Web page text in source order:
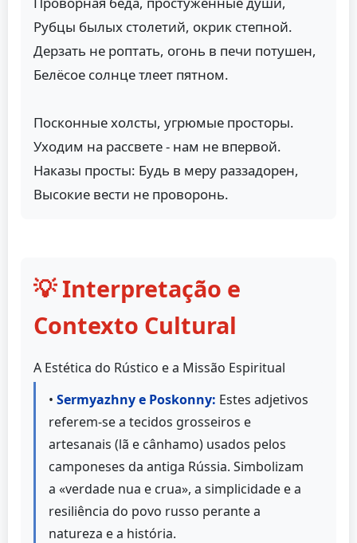
Рубцы былых столетий, окрик степной.
Дерзать не роптать, огонь в печи потушен,
Белёсое солнце тлеет пятном.
Посконные холсты, угрюмые просторы.
Уходим на рассвете - нам не впервой.
Наказы просты: Будь в меру раззадорен,
Высокие вести не проворонь.
💡 Interpretação e
Contexto Cultural
A Estética do Rústico e a Missão Espiritual
• Sermyazhny e Poskonny: Estes adjetivos
referem-se a tecidos grosseiros e
artesanais (lã e cânhamo) usados pelos
camponeses da antiga Rússia. Simbolizam
a «verdade nua e crua», a simplicidade e a
resiliência do povo russo perante a
natureza e a história.